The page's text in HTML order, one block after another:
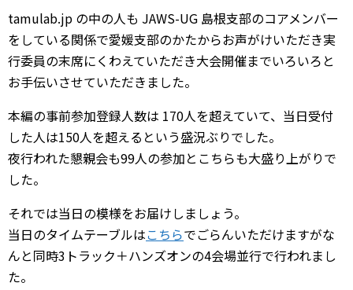
tamulab.jp の中の人も JAWS-UG 島根支部のコアメンバー
をしている関係で愛媛支部のかたからお声がけいただき実
行委員の末席にくわえていただき大会開催までいろいろと
お手伝いさせていただきました。
本編の事前参加登録人数は 170人を超えていて、当日受付
した人は150人を超えるという盛況ぶりでした。
夜行われた懇親会も99人の参加とこちらも大盛り上がりで
した。
それでは当日の模様をお届けしましょう。
当日のタイムテーブルはこちらでごらんいただけますがな
んと同時3トラック＋ハンズオンの4会場並行で行われまし
た。